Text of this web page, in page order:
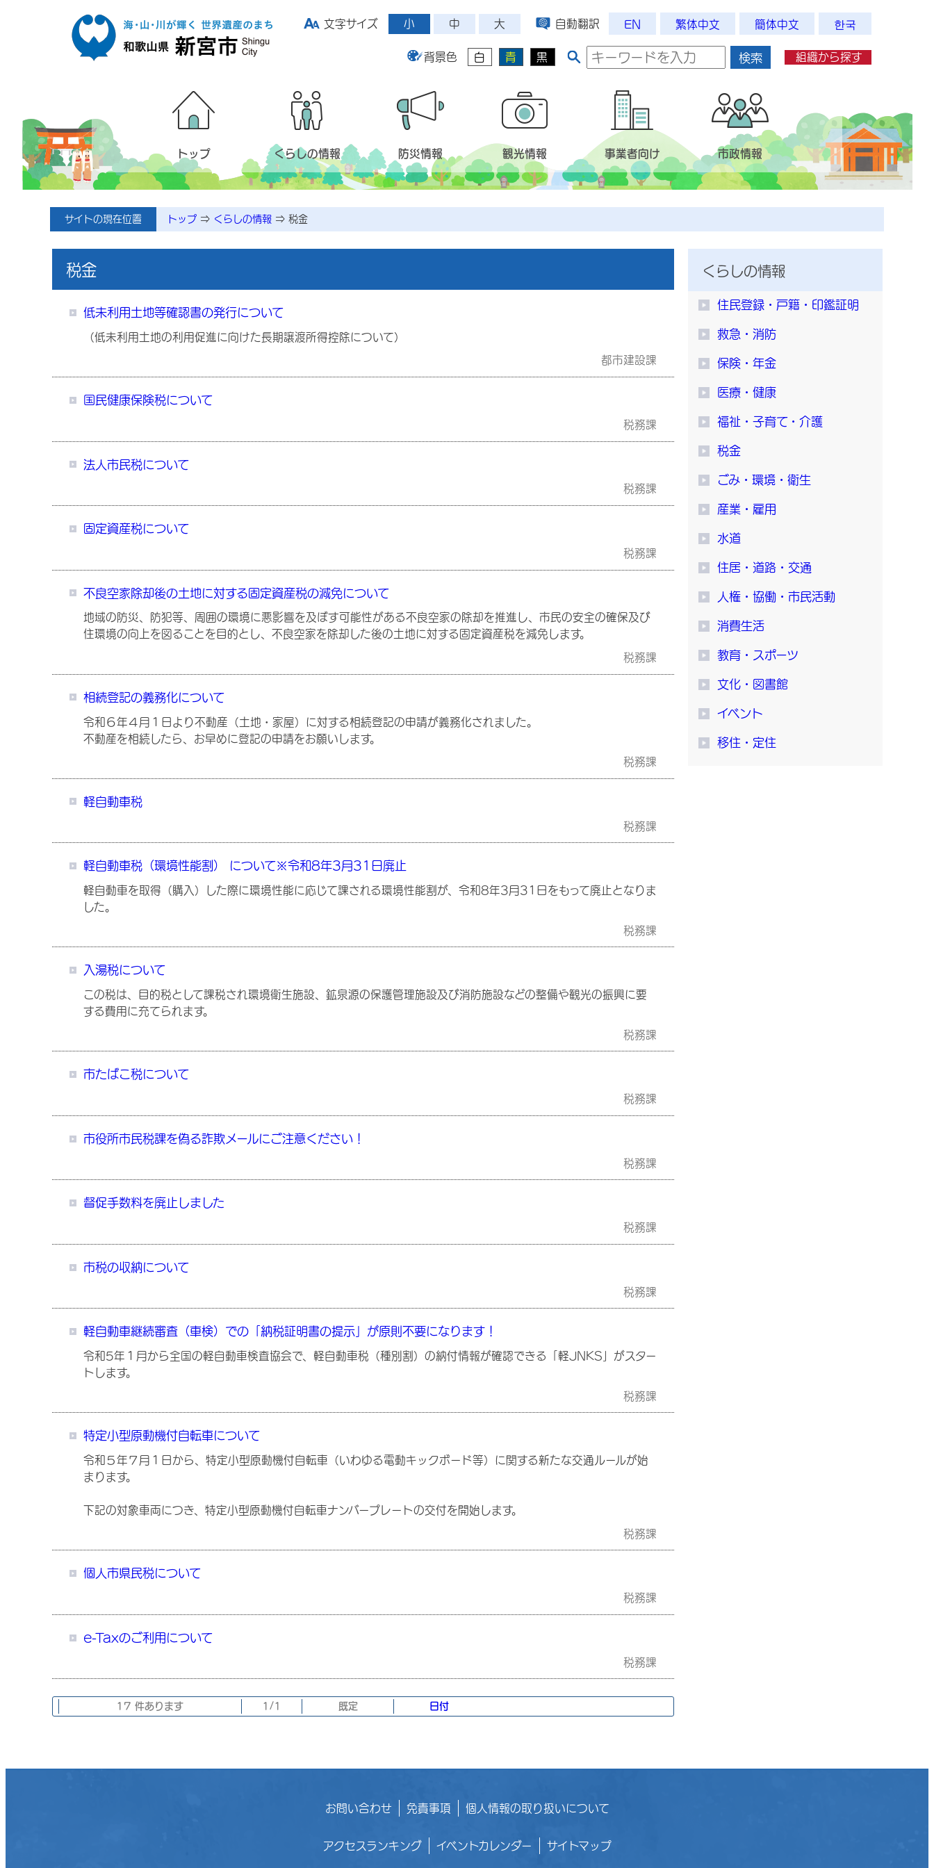
文字サイズ
小 中 大 自動翻訳 EN 繁体中文 簡体中文 한국
背景色 白 青 黒 検索 組織から探す
トップ くらしの情報 防災情報 観光情報 事業者向け 市政情報
メニューページ
サイトの現在位置 トップ ⇒ くらしの情報 ⇒ 税金
税金
低未利用土地等確認書の発行について
（低未利用土地の利用促進に向けた長期譲渡所得控除について）
都市建設課
国民健康保険税について
税務課
法人市民税について
税務課
固定資産税について
税務課
不良空家除却後の土地に対する固定資産税の減免について
地域の防災、防犯等、周囲の環境に悪影響を及ぼす可能性がある不良空家の除却を推進し、市民の安全の確保及び
住環境の向上を図ることを目的とし、不良空家を除却した後の土地に対する固定資産税を減免します。
税務課
相続登記の義務化について
令和６年４月１日より不動産（土地・家屋）に対する相続登記の申請が義務化されました。
不動産を相続したら、お早めに登記の申請をお願いします。
税務課
軽自動車税
税務課
軽自動車税（環境性能割） について※令和8年3月31日廃止
軽自動車を取得（購入）した際に環境性能に応じて課される環境性能割が、令和8年3月31日をもって廃止となりま
した。
税務課
入湯税について
この税は、目的税として課税され環境衛生施設、鉱泉源の保護管理施設及び消防施設などの整備や観光の振興に要
する費用に充てられます。
税務課
市たばこ税について
税務課
市役所市民税課を偽る詐欺メールにご注意ください！
税務課
督促手数料を廃止しました
税務課
市税の収納について
税務課
軽自動車継続審査（車検）での「納税証明書の提示」が原則不要になります！
令和5年１月から全国の軽自動車検査協会で、軽自動車税（種別割）の納付情報が確認できる「軽JNKS」がスター
トします。
税務課
特定小型原動機付自転車について
令和５年７月１日から、特定小型原動機付自転車（いわゆる電動キックボード等）に関する新たな交通ルールが始
まります。
下記の対象車両につき、特定小型原動機付自転車ナンバープレートの交付を開始します。
税務課
個人市県民税について
税務課
e-Taxのご利用について
税務課
17 件あります 1/1 既定 日付
くらしの情報
住民登録・戸籍・印鑑証明
救急・消防
保険・年金
医療・健康
福祉・子育て・介護
税金
ごみ・環境・衛生
産業・雇用
水道
住居・道路・交通
人権・協働・市民活動
消費生活
教育・スポーツ
文化・図書館
イベント
移住・定住
お問い合わせ 免責事項 個人情報の取り扱いについて
アクセスランキング イベントカレンダー サイトマップ